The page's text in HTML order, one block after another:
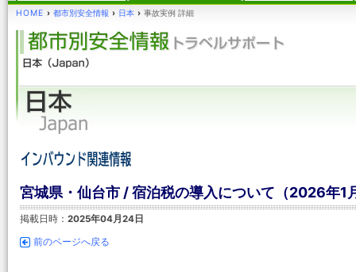
HOME › 都市別安全情報 › 日本 › 事故実例 詳細
宮城県・仙台市 / 宿泊税の導入について（2026年1
掲載日時： 2025年04月24日
前のページへ戻る